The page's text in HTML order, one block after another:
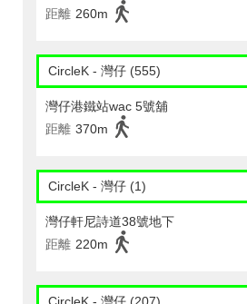
距離 260m
CircleK - 灣仔 (555)
灣仔港鐵站wac 5號舖
距離 370m
CircleK - 灣仔 (1)
灣仔軒尼詩道38號地下
距離 220m